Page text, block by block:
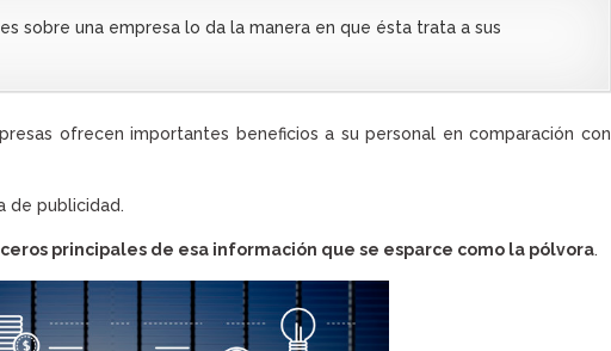
sobre una empresa lo da la manera en que ésta trata a sus
ofrecen importantes beneficios a su personal en comparación con
de publicidad.
principales de esa información que se esparce como la pólvora.